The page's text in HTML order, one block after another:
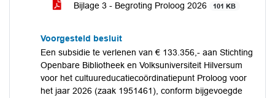
Bijlage 3 - Begroting Proloog 2026 101 KB
Voorgesteld besluit
Een subsidie te verlenen van € 133.356,- aan Stichting
Openbare Bibliotheek en Volksuniversiteit Hilversum
voor het cultuureducatiecoördinatiepunt Proloog voor
het jaar 2026 (zaak 1951461), conform bijgevoegde